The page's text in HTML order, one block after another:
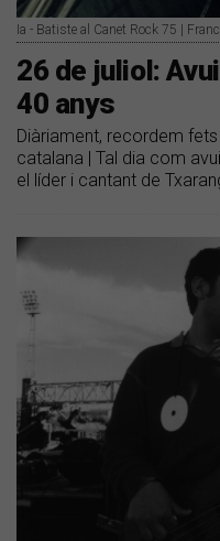
Ia - Batiste al Canet Rock 75 |
26 de juliol:
40 anys
Diàriament, recordem
catalana | Tal dia com
el líder i cantant de